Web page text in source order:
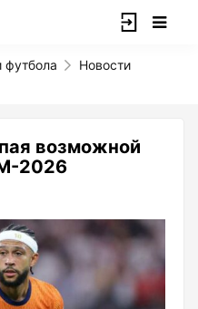
футбола
Новости
возможной
2026